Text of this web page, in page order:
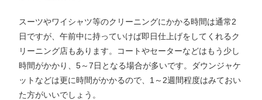
スーツやワイシャツ等のクリーニングにかかる時間は通常2
日ですが、午前中に持っていけば即日仕上げをしてくれるク
リーニング店もあります。コートやセーターなどはもう少し
時間がかかり、5～7日となる場合が多いです。ダウンジャケ
ットなどは更に時間がかかるので、1～2週間程度はみておい
た方がいいでしょう。